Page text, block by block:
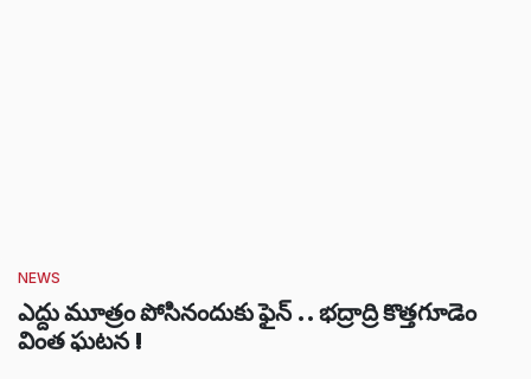
NEWS
ఎద్దు మూత్రం పోసినందుకు ఫైన్ .. భద్రాద్రి కొత్తగూడెం
వింత ఘటన !